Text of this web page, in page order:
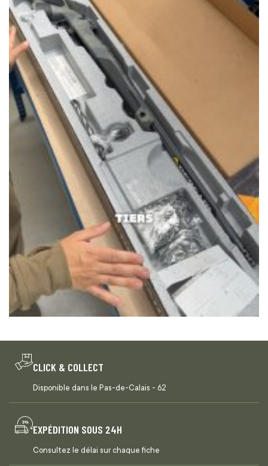
CLICK & COLLECT
Disponible dans le Pas-de-Calais - 62
EXPÉDITION SOUS 24H
Consultez le délai sur chaque fiche